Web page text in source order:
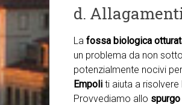
d.
La fossa biologica
un problema da non
potenzialmente nocivi
Empoli ti aiuta a risolvere
Provvediamo allo